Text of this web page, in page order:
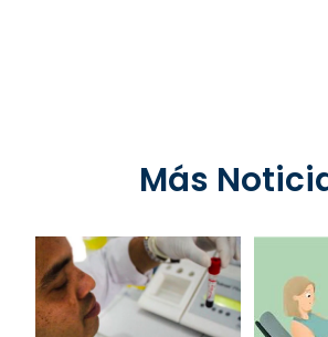
Más